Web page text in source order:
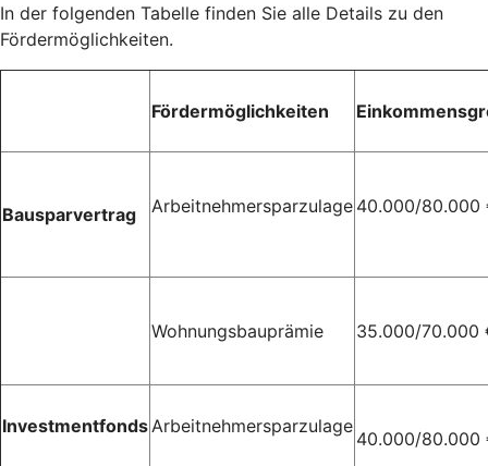
In der folgenden Tabelle finden Sie alle Details zu den
Fördermöglichkeiten.
Fördermöglichkeiten
Bausparvertrag Arbeitnehmersparzulage 40.000/80.000
Wohnungsbauprämie 35.000/70.000
Investmentfonds Arbeitnehmersparzulage
40.000/80.000